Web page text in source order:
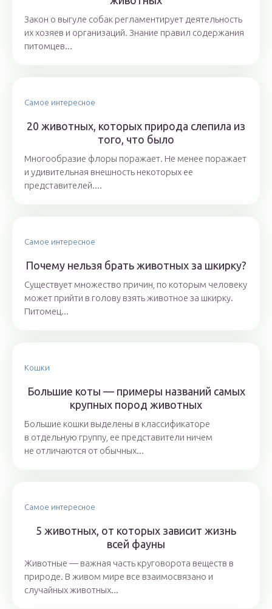
Закон о выгуле собак регламентирует деятельность
их хозяев и организаций. Знание правил содержания
питомцев...
Самое интересное
20 животных, которых природа слепила из
того, что было
Многообразие флоры поражает. Не менее поражает
и удивительная внешность некоторых ее
представителей....
Самое интересное
Почему нельзя брать животных за шкирку?
Существует множество причин, по которым человеку
может прийти в голову взять животное за шкирку.
Питомец...
Кошки
Большие коты — примеры названий самых
крупных пород животных
Большие кошки выделены в классификаторе
в отдельную группу, ее представители ничем
не отличаются от обычных...
Самое интересное
5 животных, от которых зависит жизнь
всей фауны
Животные — важная часть круговорота веществ в
природе. В живом мире все взаимосвязано и
случайных животных...